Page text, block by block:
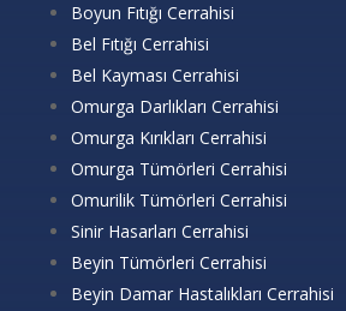
Boyun Fıtığı Cerrahisi
Bel Fıtığı Cerrahisi
Bel Kayması Cerrahisi
Omurga Darlıkları Cerrahisi
Omurga Kırıkları Cerrahisi
Omurga Tümörleri Cerrahisi
Omurilik Tümörleri Cerrahisi
Sinir Hasarları Cerrahisi
Beyin Tümörleri Cerrahisi
Beyin Damar Hastalıkları Cerrahisi